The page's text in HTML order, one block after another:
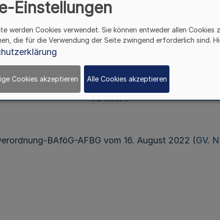
vom 29. April 2022
2022 (BGBl. I S. 2018) geändert worden ist,
Artikel 1
BAföG-AFBG vom 16. August 2022 (GV.
Einstellungen
werden Cookies verwendet. Sie können entweder allen Cookies
die für die Verwendung der Seite zwingend erforderlich sind.
Cookies akzeptieren Alle Cookies akzeptieren